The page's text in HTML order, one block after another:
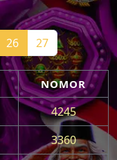
26 27
NOMOR
4245
3360